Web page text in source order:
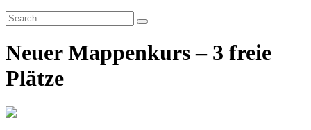
Neuer Mappenkurs – 3 freie
Plätze